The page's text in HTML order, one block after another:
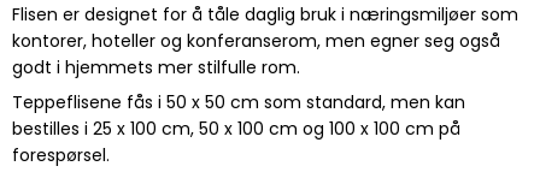
Flisen er designet for å tåle daglig bruk i næringsmiljøer som
kontorer, hoteller og konferanserom, men egner seg også
godt i hjemmets mer stilfulle rom.
Teppeflisene fås i 50 x 50 cm som standard, men kan
bestilles i 25 x 100 cm, 50 x 100 cm og 100 x 100 cm på
forespørsel.